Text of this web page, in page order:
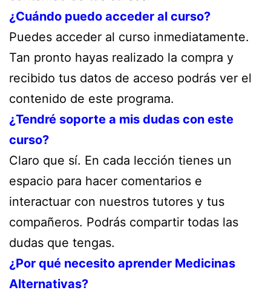
¿Cuándo puedo acceder al curso?
Puedes acceder al curso inmediatamente.
Tan pronto hayas realizado la compra y
recibido tus datos de acceso podrás ver el
contenido de este programa.
¿Tendré soporte a mis dudas con este
curso?
Claro que sí. En cada lección tienes un
espacio para hacer comentarios e
interactuar con nuestros tutores y tus
compañeros. Podrás compartir todas las
dudas que tengas.
¿Por qué necesito aprender Medicinas
Alternativas?